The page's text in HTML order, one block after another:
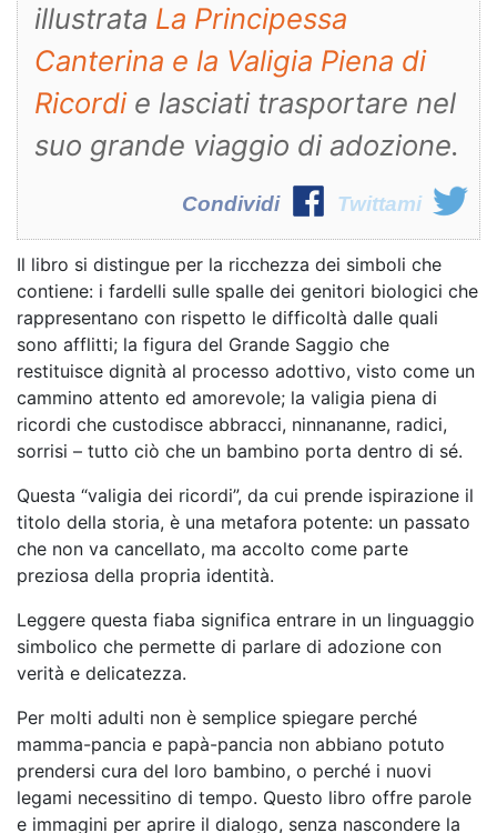
illustrata La Principessa
Canterina e la Valigia Piena di
Ricordie lasciati trasportare nel
suo grande viaggio di adozione.
Twittami
Condividi
Il libro si distingue per la ricchezza dei simboli che
contiene: i fardelli sulle spalle dei genitori biologici che
rappresentano con rispetto le difficoltà dalle quali
sono afflitti; la figura del Grande Saggio che
restituisce dignità al processo adottivo, visto come un
cammino attento ed amorevole; la valigia piena di
ricordi che custodisce abbracci, ninnananne, radici,
sorrisi – tutto ciò che un bambino porta dentro di sé.
Questa “valigia dei ricordi”, da cui prende ispirazione il
titolo della storia, è una metafora potente: un passato
che non va cancellato, ma accolto come parte
preziosa della propria identità.
Leggere questa fiaba significa entrare in un linguaggio
simbolico che permette di parlare di adozione con
verità e delicatezza.
Per molti adulti non è semplice spiegare perché
mamma-pancia e papà-pancia non abbiano potuto
prendersi cura del loro bambino, o perché i nuovi
legami necessitino di tempo. Questo libro offre parole
e immagini per aprire il dialogo, senza nascondere la